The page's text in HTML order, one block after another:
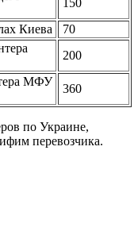
Киева
70
200
МФУ
360
по Украине,
перевозчика.